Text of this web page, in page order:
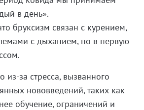
в день».
бруксизм связан с курением,
с дыханием, но в первую
из-за стресса, вызванного
нововведений, таких как
обучение, ограничений и